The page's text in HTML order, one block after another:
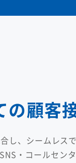
の顧客
し、シームレス
・コールセン